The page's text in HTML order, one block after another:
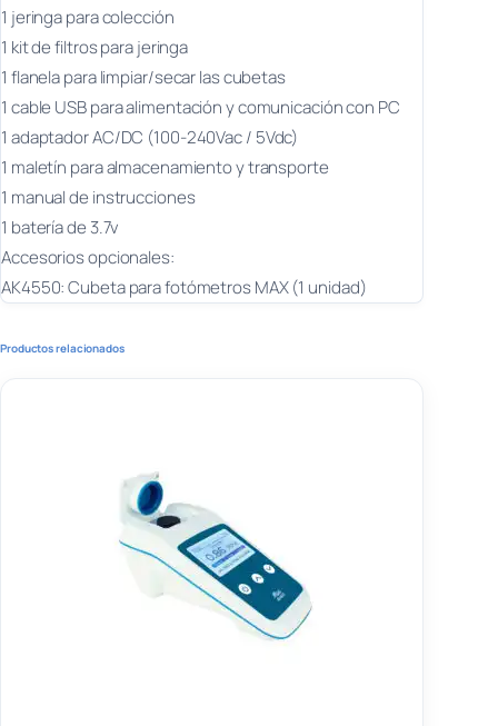
1 jeringa para colección
1 kit de filtros para jeringa
1 flanela para limpiar/secar las cubetas
1 cable USB para alimentación y comunicación con PC
1 adaptador AC/DC (100-240Vac / 5Vdc)
1 maletín para almacenamiento y transporte
1 manual de instrucciones
1 batería de 3.7v
Accesorios opcionales:
AK4550: Cubeta para fotómetros MAX (1 unidad)
Productos relacionados